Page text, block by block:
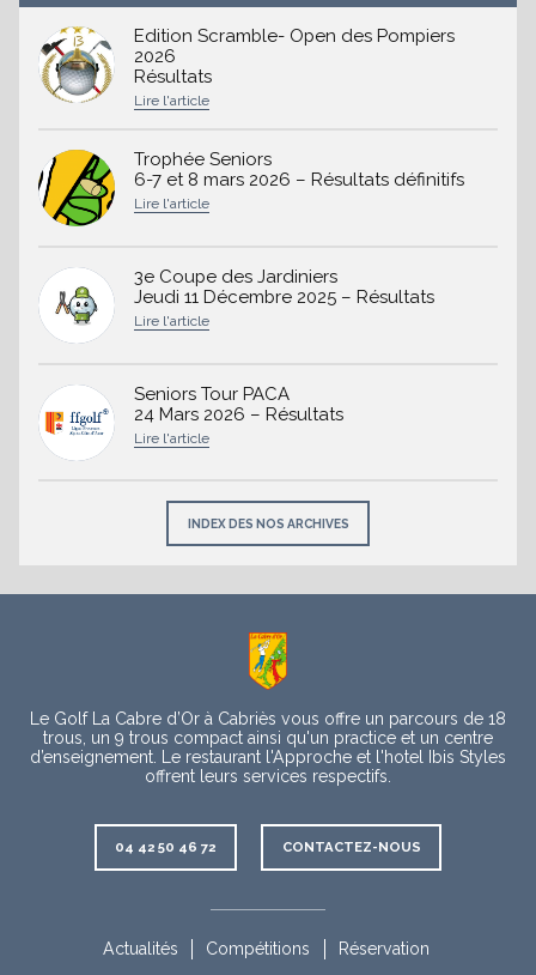
Edition Scramble- Open des Pompiers
2026
Résultats
Trophée Seniors
6-7 et 8 mars 2026 – Résultats définitifs
3e Coupe des Jardiniers
Jeudi 11 Décembre 2025 – Résultats
Seniors Tour PACA
24 Mars 2026 – Résultats
INDEX DES NOS ARCHIVES
Le Golf La Cabre d’Or à Cabriès vous offre un parcours de 18
trous, un 9 trous compact ainsi qu'un practice et un centre
d’enseignement. Le restaurant l'Approche et l'hotel Ibis Styles
offrent leurs services respectifs.
Contact
04 42 50 46 72 CONTACTEZ-NOUS
complémentaires
Actualités Compétitions Réservation